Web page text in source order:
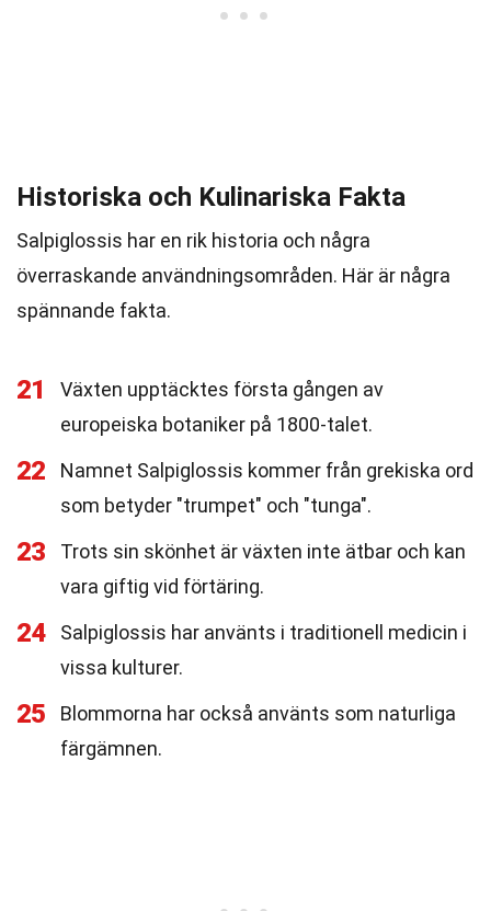
Historiska och Kulinariska Fakta
Salpiglossis har en rik historia och några
överraskande användningsområden. Här är några
spännande fakta.
21
Växten upptäcktes första gången av
europeiska botaniker på 1800-talet.
22
Namnet Salpiglossis kommer från grekiska ord
som betyder "trumpet" och "tunga".
23
Trots sin skönhet är växten inte ätbar och kan
vara giftig vid förtäring.
24
Salpiglossis har använts i traditionell medicin i
vissa kulturer.
25
Blommorna har också använts som naturliga
färgämnen.